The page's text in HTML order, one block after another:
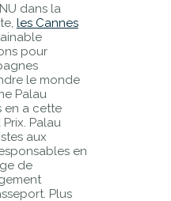
dans la
les Cannes
pour
le monde
Palau
en a cette
Palau
aux
en
de
Plus